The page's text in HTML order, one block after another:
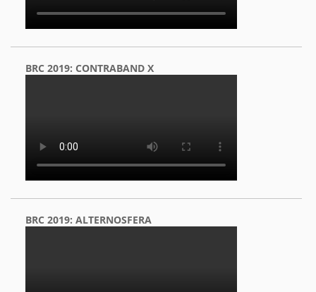
BRC 2019: CONTRABAND X
BRC 2019: ALTERNOSFERA